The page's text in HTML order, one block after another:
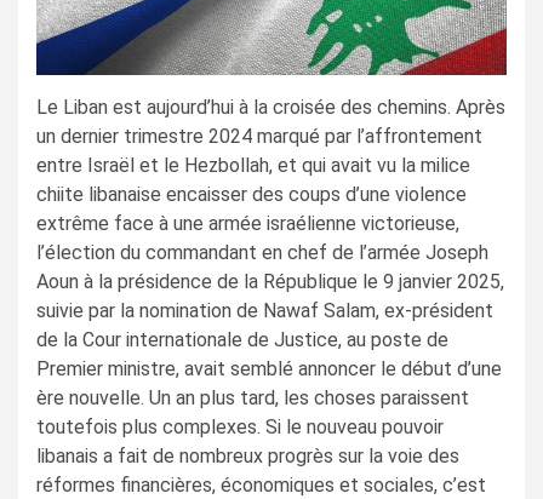
Le Liban est aujourd’hui à la croisée des chemins. Après
un dernier trimestre 2024 marqué par l’affrontement
entre Israël et le Hezbollah, et qui avait vu la milice
chiite libanaise encaisser des coups d’une violence
extrême face à une armée israélienne victorieuse,
l’élection du commandant en chef de l’armée Joseph
Aoun à la présidence de la République le 9 janvier 2025,
suivie par la nomination de Nawaf Salam, ex-président
de la Cour internationale de Justice, au poste de
Premier ministre, avait semblé annoncer le début d’une
ère nouvelle. Un an plus tard, les choses paraissent
toutefois plus complexes. Si le nouveau pouvoir
libanais a fait de nombreux progrès sur la voie des
réformes financières, économiques et sociales, c’est